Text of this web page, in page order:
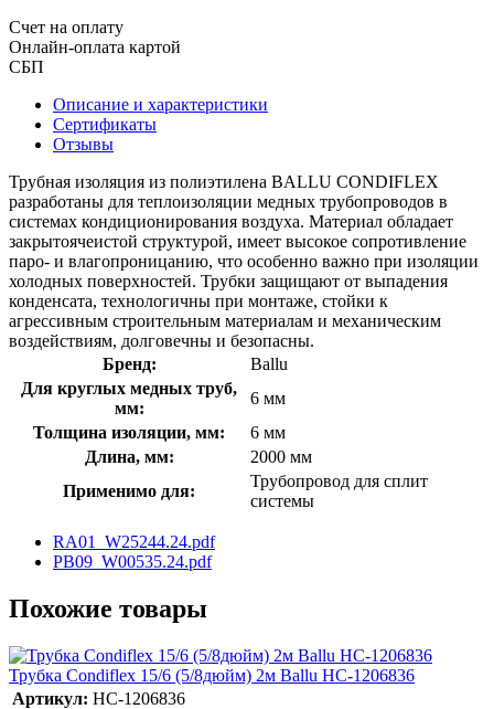
Счет на оплату
Онлайн-оплата картой
СБП
Описание и характеристики
Сертификаты
Отзывы
Трубная изоляция из полиэтилена BALLU CONDIFLEX
разработаны для теплоизоляции медных трубопроводов в
системах кондиционирования воздуха. Материал обладает
закрытоячеистой структурой, имеет высокое сопротивление
паро- и влагопроницанию, что особенно важно при изоляции
холодных поверхностей. Трубки защищают от выпадения
конденсата, технологичны при монтаже, стойки к
агрессивным строительным материалам и механическим
воздействиям, долговечны и безопасны.
Бренд:
Ballu
Для круглых медных труб,
мм:
6 мм
Толщина изоляции, мм:
6 мм
Длина, мм:
2000 мм
Применимо для:
Трубопровод для сплит
системы
RA01_W25244.24.pdf
PB09_W00535.24.pdf
Похожие товары
Трубка Condiflex 15/6 (5/8дюйм) 2м Ballu НС-1206836
Артикул: НС-1206836